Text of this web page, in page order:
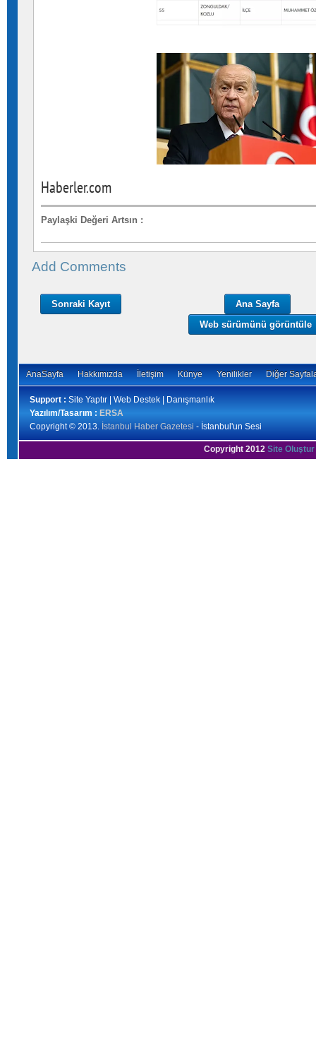
Haberler.com
Paylaşki Değeri Artsın :
Add Comments
Sonraki Kayıt
Ana Sayfa
Web sürümünü görüntüle
AnaSayfa Hakkımızda İletişim Künye Yenilikler Diğer
Support : Site Yaptır | Web Destek | Danışmanlık
Yazılım/Tasarım : ERSA
Copyright © 2013. İstanbul Haber Gazetesi - İstanbul'un Sesi
Copyright 2012 Site Oluştur